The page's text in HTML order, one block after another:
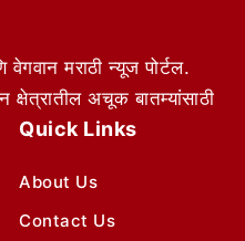
मराठी न्यूज पोर्टल.
अचूक बातम्यांसाठी
Quick Links
About Us
Contact Us